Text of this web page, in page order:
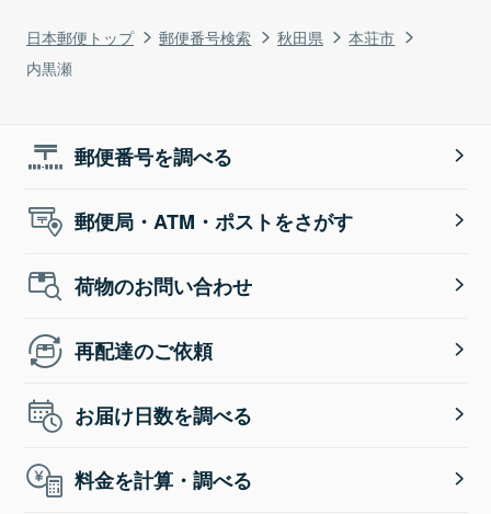
日本郵便トップ 郵便番号検索 秋田県
本荘市
内黒瀬
郵便番号を調べる
郵便局・ATM・ポストをさがす
荷物のお問い合わせ
再配達のご依頼
お届け日数を調べる
料金を計算・調べる